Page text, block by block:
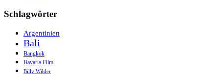
Schlagwörter
Argentinien
Bali
Bangkok
Bavaria Film
Billy Wilder